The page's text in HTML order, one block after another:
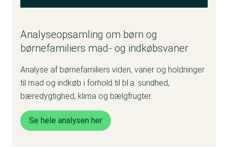
Analyseopsamling om børn og
børnefamiliers mad- og indkøbsvaner
Analyse af børnefamiliers viden, vaner og holdninger
til mad og indkøb i forhold til bl.a. sundhed,
bæredygtighed, klima og bælgfrugter.
Se hele analysen her